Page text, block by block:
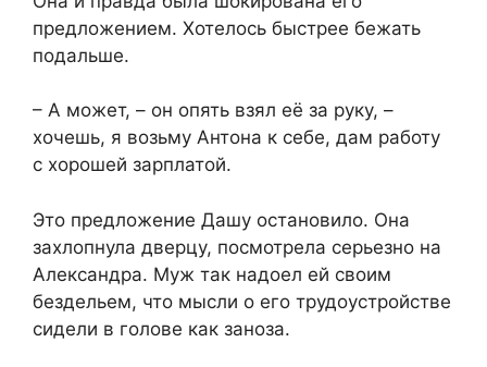
предложением. Хотелось быстрее бежать
подальше.
– А может, – он опять взял её за руку, –
хочешь, я возьму Антона к себе, дам работу
с хорошей зарплатой.
Это предложение Дашу остановило. Она
захлопнула дверцу, посмотрела серьезно на
Александра. Муж так надоел ей своим
бездельем, что мысли о его трудоустройстве
сидели в голове как заноза.